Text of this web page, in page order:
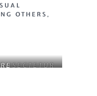
OTHERS,